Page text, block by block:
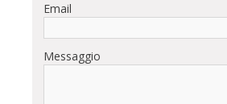
Email
Messaggio